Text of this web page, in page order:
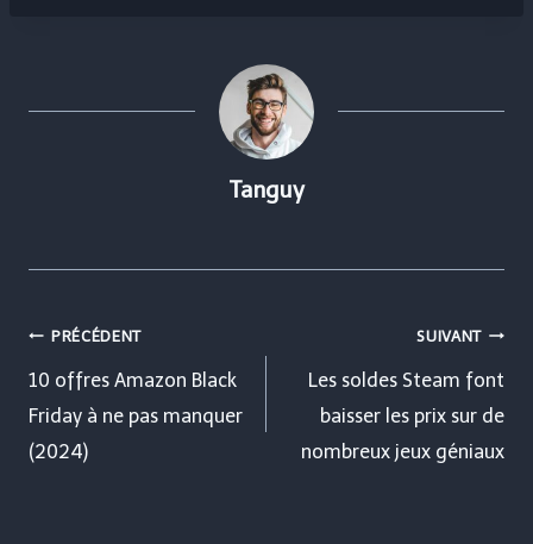
Tanguy
Navigation
de
l’article
PRÉCÉDENT
10 offres Amazon Black
Friday à ne pas manquer
(2024)
SUIVANT
Les soldes Steam font
baisser les prix sur de
nombreux jeux géniaux